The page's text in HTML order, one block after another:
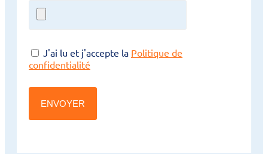
J'ai lu et j'accepte la Politique de
confidentialité
ENVOYER